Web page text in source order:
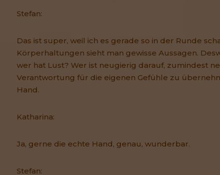
Stefan:
Das ist super, weil ich es gerade so in der Runde
Körperhaltungen sieht man gewisse Aussagen.
wer hat Lust? Wer ist neugierig darauf, zumindest
Verantwortung für die eigenen Gefühle zu
Hand.
Katharina:
Ja, gerne die echte Hand, genau, wunderbar.
Stefan: